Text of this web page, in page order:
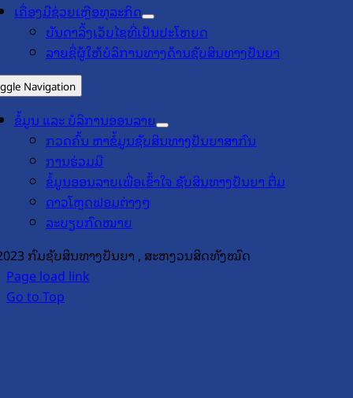
ເຄື່ອງມືຊ່ວຍເຫຼືອທຸລະກິດ
ບັນດາລິ້ງເວັບໄຊທີ່ເປັນປະໂຫຍດ
ລາຍຊື່ຜູ້ໃຫ້ບໍລິການທາງດ້ານຊັບສິນທາງປັນຍາ
Navigation
ຂໍ້ມູນ ແລະ ບໍລິການອອນລາຍ
ກວດຄົ້ນ ຫາຂໍ້ມູນຊັບສິນທາງປັນຍາສາກົນ
ການຮ່ວມມື
ຂໍ້ມູນອອນລາຍເພື່ອເຂົ້າໃຈ ຊັບສິນທາງປັນຍາ ຕື່ມ
ດາວໂຫຼດຟອມຕ່າງໆ
ລະບຽບກົດໝາຍ
ກົມຊັບສິນທາງປັນຍາ , ສະຫງວນສິດທັງໝົດ
Page load link
Go to Top